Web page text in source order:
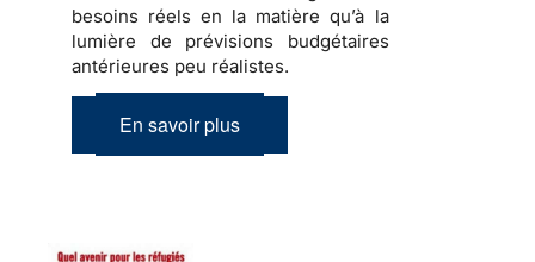
besoins réels en la matière qu’à la
lumière de prévisions budgétaires
antérieures peu réalistes.
En savoir plus